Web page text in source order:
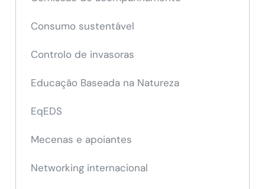
Consumo sustentável
Controlo de invasoras
Educação Baseada na Natureza
EqEDS
Mecenas e apoiantes
Networking internacional